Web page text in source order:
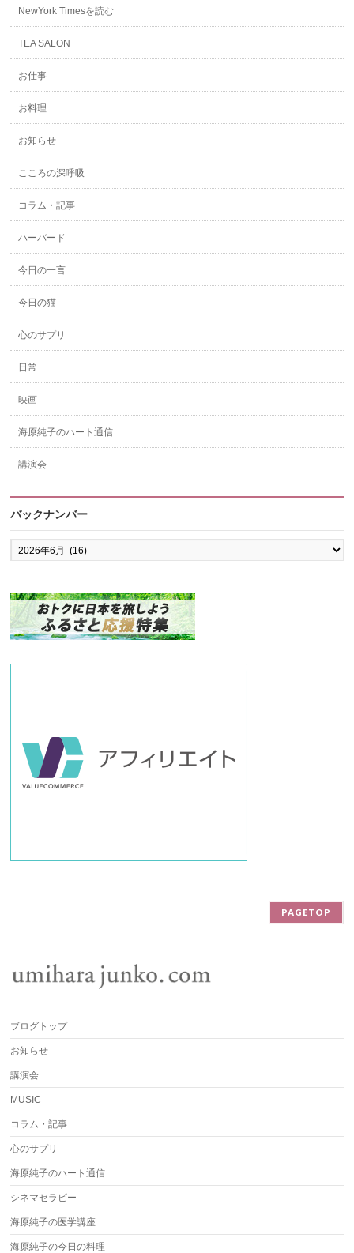
NewYork Timesを読む
TEA SALON
お仕事
お料理
お知らせ
こころの深呼吸
コラム・記事
ハーバード
今日の一言
今日の猫
心のサプリ
日常
映画
海原純子のハート通信
講演会
バックナンバー
バ
ッ
ン
バ
ー
PAGETOP
ブログトップ
お知らせ
講演会
MUSIC
コラム・記事
心のサプリ
海原純子のハート通信
シネマセラピー
海原純子の医学講座
海原純子の今日の料理